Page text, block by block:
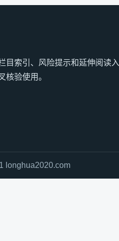
目索引、风险提示和延伸阅读入
核验使用。
longhua2020.com